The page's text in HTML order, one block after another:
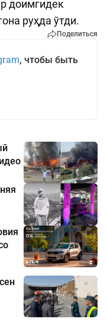
доимгидек
руҳда ўтди.
Поделиться
, чтобы быть